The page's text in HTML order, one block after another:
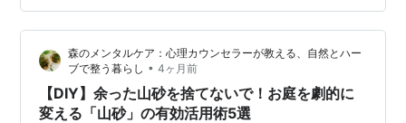
って表情が変わり、庭らしい雰囲気を楽しめます。特に
春〜夏の青々とした芝生は、とても綺麗です。 ② 夏の
照り返しが少ない天然芝は熱を持ちにくいため、夏でも
比較的涼しく感じます。人工芝は真夏にかなり熱…
森のメンタルケア：心理カウンセラーが教える、自然とハー
ブで整う暮らし • 4ヶ月前
【DIY】余った山砂を捨てないで！お庭を劇的に
変える「山砂」の有効活用術5選